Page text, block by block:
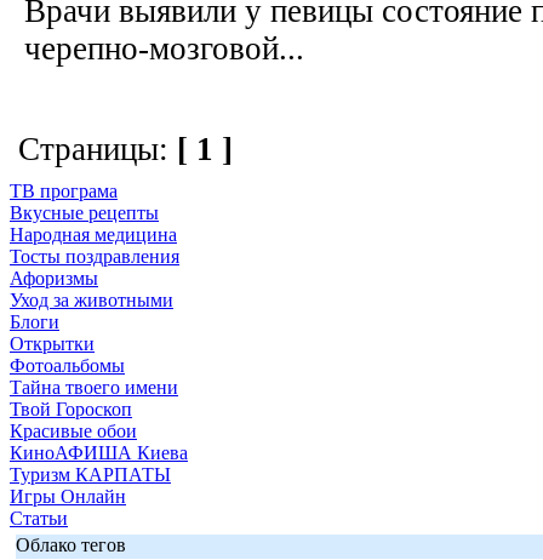
Врачи выявили у певицы состояние
черепно-мозговой...
Страницы: [ 1 ]
ТВ програма
Вкусные рецепты
Народная медицина
Тосты поздравления
Афоризмы
Уход за животными
Блоги
Открытки
Фотоальбомы
Тайна твоего имени
Твой Гороскоп
Красивые обои
КиноАФИША Киева
Туризм КАРПАТЫ
Игры Онлайн
Статьи
Облако тегов